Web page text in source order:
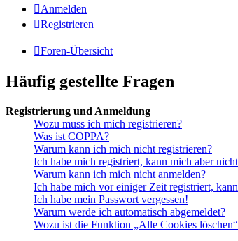
Anmelden
Registrieren
Foren-Übersicht
Häufig gestellte Fragen
Registrierung und Anmeldung
Wozu muss ich mich registrieren?
Was ist COPPA?
Warum kann ich mich nicht registrieren?
Ich habe mich registriert, kann mich aber
Warum kann ich mich nicht anmelden?
Ich habe mich vor einiger Zeit registriert,
Ich habe mein Passwort vergessen!
Warum werde ich automatisch abgemeldet?
Wozu ist die Funktion „Alle Cookies